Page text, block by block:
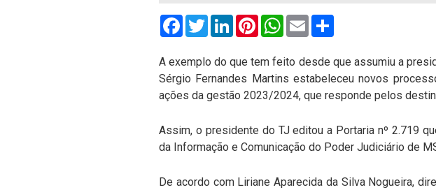
FacebookTwitterLinkedInPinterestWhatsApp
Email
A exemplo do que tem feito desde que assumiu a
Sérgio Fernandes Martins estabeleceu novos
ações da gestão 2023/2024, que responde pelos
Assim, o presidente do TJ editou a Portaria nº 2.719
da Informação e Comunicação do Poder Judiciário de
De acordo com Liriane Aparecida da Silva Nogueira,